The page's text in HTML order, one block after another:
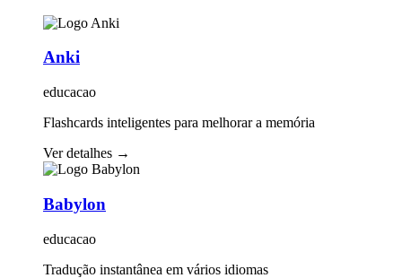
Anki
educacao
Flashcards inteligentes para melhorar a memória
Ver detalhes →
Babylon
educacao
Tradução instantânea em vários idiomas